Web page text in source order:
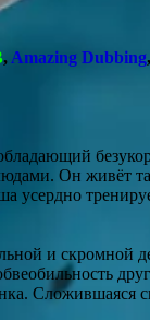
, Amazing Dubbing,
Он живёт
усердно
и скромной
Сложившаяся